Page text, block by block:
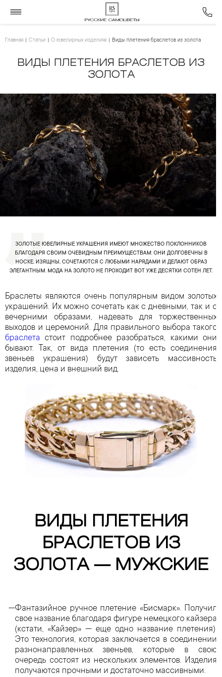
Главная Статьи О ювелирных изделиях Виды плетения браслетов из золота
ВИДЫ ПЛЕТЕНИЯ БРАСЛЕТОВ ИЗ
ЗОЛОТА
ЗОЛОТЫЕ ЮВЕЛИРНЫЕ УКРАШЕНИЯ ИМЕЮТ МНОЖЕСТВО ПОКЛОННИКОВ
БЛАГОДАРЯ СВОИМ ОЧЕВИДНЫМ ПРЕИМУЩЕСТВАМ: ОНИ ДОЛГОВЕЧНЫ В
НОСКЕ, ИЗЯЩНЫ, СОЧЕТАЮТСЯ С ЛЮБЫМИ НАРЯДАМИ И ДЕЛАЮТ ОБРАЗ
ЭЛЕГАНТНЫМ. МОДА НА ЗОЛОТО НЕ ПРОХОДИТ ВОТ УЖЕ ДЕСЯТКИ СОТЕН ЛЕТ.
Браслеты являются очень популярным видом золотых
украшений. Их можно сочетать как с дневными, так и с
вечерними образами, надевать для торжественных
выходов и церемоний. Для правильного выбора такого
браслета стоит подробнее разобраться, какими они
бывают. Так, от вида плетения (то есть соединения
звеньев украшения) будут зависеть массивность
изделия, цена и внешний вид.
ВИДЫ ПЛЕТЕНИЯ
БРАСЛЕТОВ ИЗ
ЗОЛОТА — МУЖСКИЕ
Фантазийное ручное плетение «Бисмарк». Получил
свое название благодаря фигуре немецкого кайзера
(кстати, «Кайзер» — еще одно название плетения).
Это технология, которая заключается в соединении
разнонаправленных звеньев, которые в свою
очередь состоят из нескольких элементов. Изделия
получаются прочными и достаточно массивными.